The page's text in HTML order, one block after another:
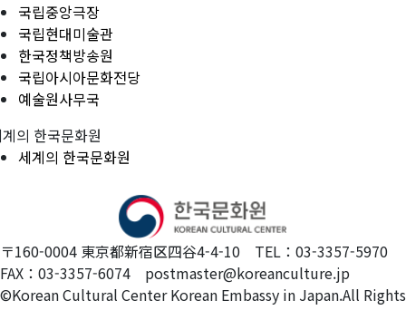
국립중앙극장
국립현대미술관
한국정책방송원
국립아시아문화전당
예술원사무국
의 한국문화원
세계의 한국문화원
〒160-0004 東京都新宿区四谷4-4-10 TEL：03-3357-5970
FAX：03-3357-6074 postmaster@koreanculture.jp
©Korean Cultural Center Korean Embassy in Japan.All Rights